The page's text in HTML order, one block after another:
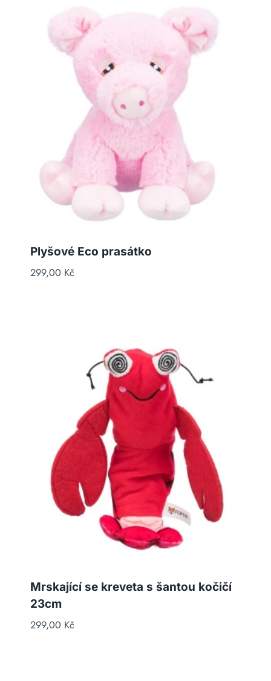
Plyšové Eco prasátko
299,00 Kč
Mrskající se kreveta s šantou kočičí
23cm
299,00 Kč